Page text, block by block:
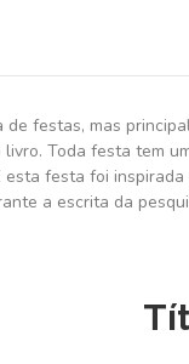
festas, mas
Toda festa tem
esta festa foi
a escrita da